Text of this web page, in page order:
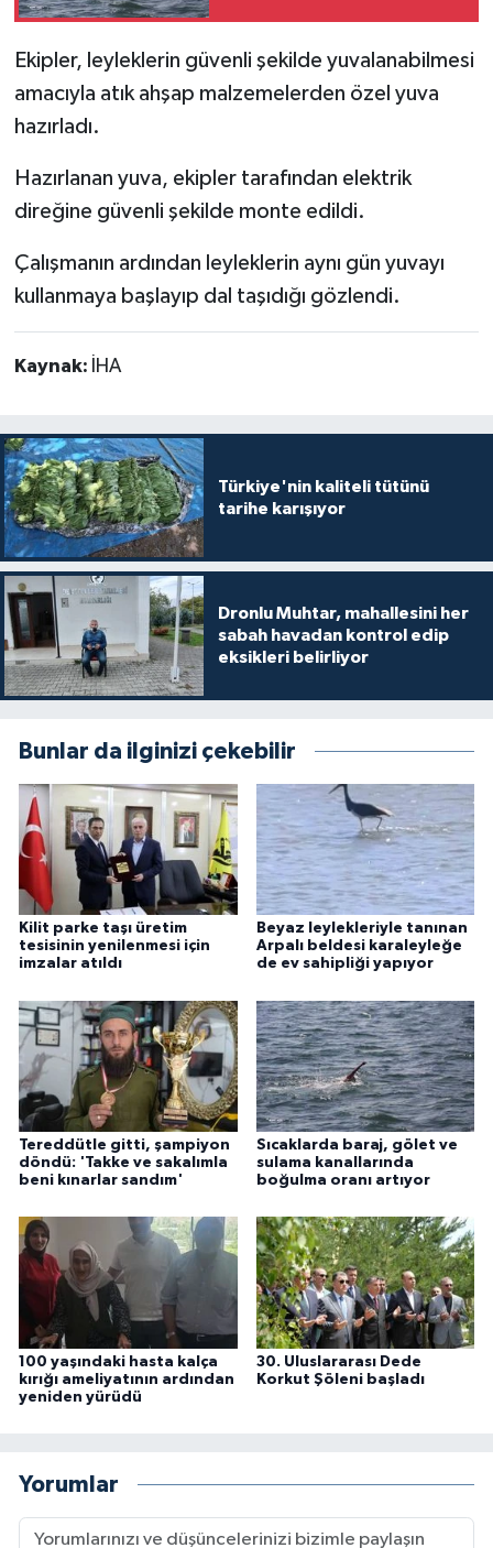
Ekipler, leyleklerin güvenli şekilde yuvalanabilmesi
amacıyla atık ahşap malzemelerden özel yuva
hazırladı.
Hazırlanan yuva, ekipler tarafından elektrik
direğine güvenli şekilde monte edildi.
Çalışmanın ardından leyleklerin aynı gün yuvayı
kullanmaya başlayıp dal taşıdığı gözlendi.
Kaynak: İHA
Türkiye'nin kaliteli tütünü
tarihe karışıyor
Dronlu Muhtar, mahallesini her
sabah havadan kontrol edip
eksikleri belirliyor
Bunlar da ilginizi çekebilir
Kilit parke taşı üretim
tesisinin yenilenmesi için
imzalar atıldı
Beyaz leylekleriyle tanınan
Arpalı beldesi karaleyleğe
de ev sahipliği yapıyor
Tereddütle gitti, şampiyon
döndü: 'Takke ve sakalımla
beni kınarlar sandım'
Sıcaklarda baraj, gölet ve
sulama kanallarında
boğulma oranı artıyor
100 yaşındaki hasta kalça
kırığı ameliyatının ardından
yeniden yürüdü
30. Uluslararası Dede
Korkut Şöleni başladı
Yorumlar